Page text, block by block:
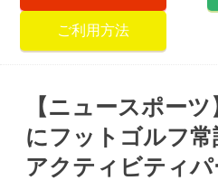
ご利用方法
【ニュースポー
にフットゴルフ
アクティビティ